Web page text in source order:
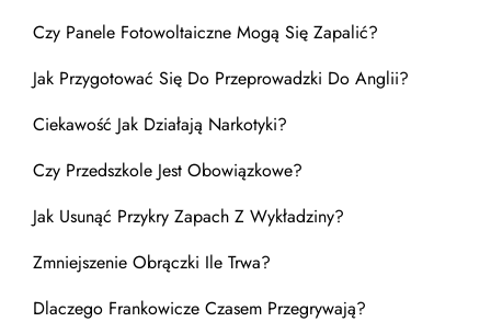
Czy Panele Fotowoltaiczne Mogą Się Zapalić?
Jak Przygotować Się Do Przeprowadzki Do Anglii?
Ciekawość Jak Działają Narkotyki?
Czy Przedszkole Jest Obowiązkowe?
Jak Usunąć Przykry Zapach Z Wykładziny?
Zmniejszenie Obrączki Ile Trwa?
Dlaczego Frankowicze Czasem Przegrywają?